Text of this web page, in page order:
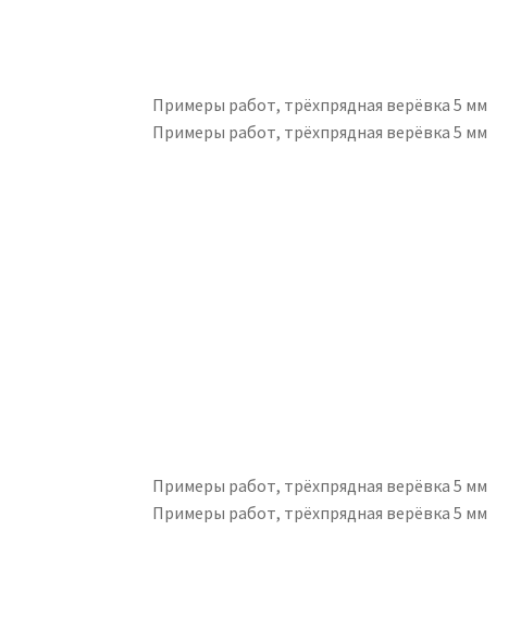
Примеры работ, трёхпрядная верёвка 5 мм
Примеры работ, трёхпрядная верёвка 5 мм
Примеры работ, трёхпрядная верёвка 5 мм
Примеры работ, трёхпрядная верёвка 5 мм